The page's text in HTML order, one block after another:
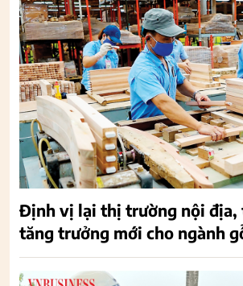
Định vị lại thị trường nội địa,
tăng trưởng mới cho ngành